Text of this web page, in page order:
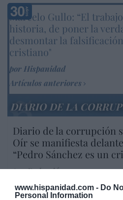
www.hispanidad.com - Do
Personal Information
Marcelo Gullo: “El
historia, de poner la
desmontar la
cristiano"
por Hispanidad
Artículos anteriores
DIARIO DE LA
Diario de la corrupción
Oír se manifiesta
“Pedro Sánchez es un
por Redacción
Artículos anteriores